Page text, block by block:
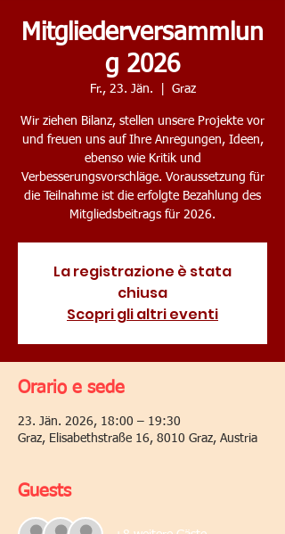
Mitgliederversammlun
g 2026
Fr., 23. Jän. Graz
Wir ziehen Bilanz, stellen unsere Projekte vor
und freuen uns auf Ihre Anregungen, Ideen,
ebenso wie Kritik und
Verbesserungsvorschläge. Voraussetzung für
die Teilnahme ist die erfolgte Bezahlung des
Mitgliedsbeitrags für 2026.
La registrazione è stata
chiusa
Scopri gli altri eventi
Orario e sede
23. Jän. 2026, 18:00 – 19:30
Graz, Elisabethstraße 16, 8010 Graz, Austria
Guests